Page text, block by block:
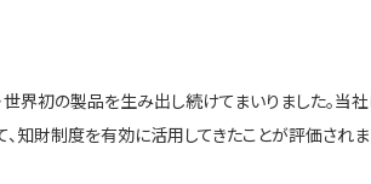
世界初の製品を生み出し続けてまいりました。当
財制度を有効に活用してきたことが評価されま